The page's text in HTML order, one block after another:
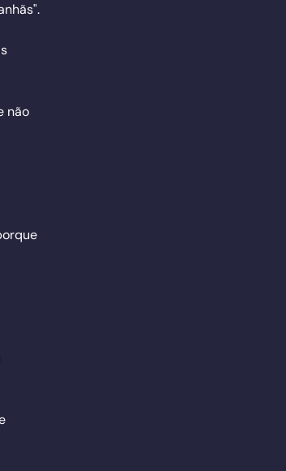
não